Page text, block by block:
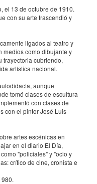
el 13 de octubre de 1910.
con su arte trascendió y
ligados al teatro y
medios como dibujante y
trayectoria cubriendo,
artística nacional.
aunque
tomó clases de escultura
con clases de
con el pintor José Luis
artes escénicas en
en el diario El Día,
"policiales" y "ocio y
crítico de cine, cronista e